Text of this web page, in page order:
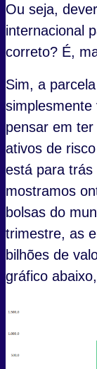
Ou seja,
internacional
correto? É,
Sim, a
simplesmente
pensar em
ativos de
está para trás
mostramos
bolsas do
trimestre, as
bilhões de
gráfico